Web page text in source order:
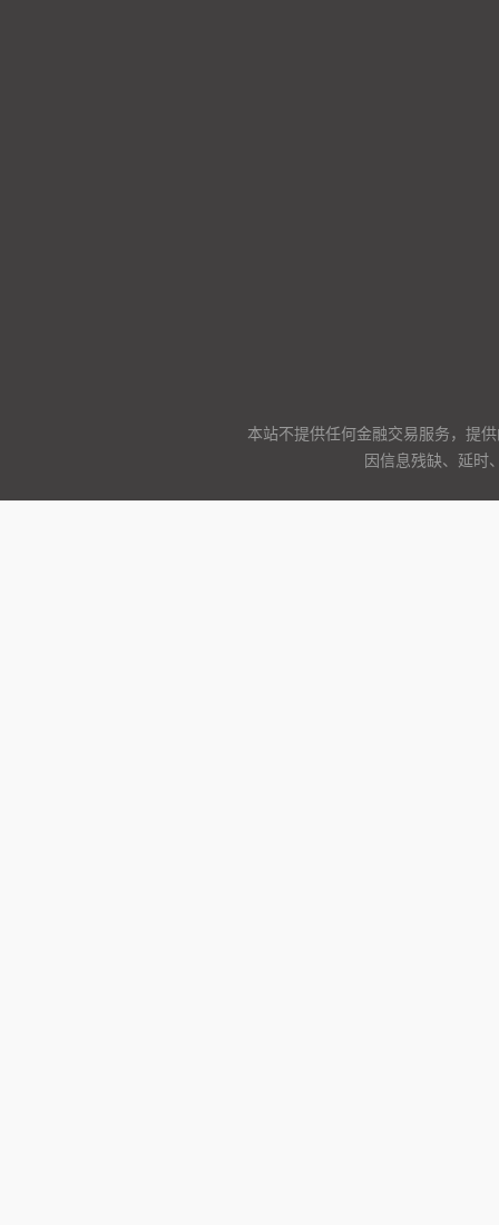
本站不提供任何金融交易服务，提
因信息残缺、延时